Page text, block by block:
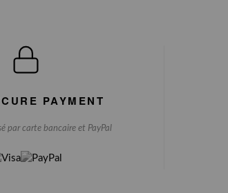
PAYMENT
par carte bancaire et PayPal